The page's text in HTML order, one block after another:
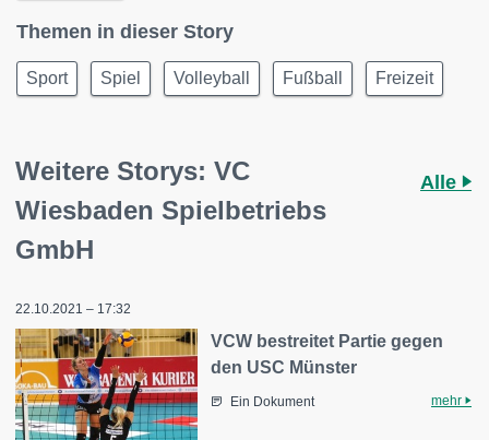
Themen in dieser Story
Sport Spiel Volleyball Fußball Freizeit
Weitere Storys: VC
Wiesbaden Spielbetriebs
GmbH
Alle
22.10.2021 – 17:32
VCW bestreitet Partie gegen
den USC Münster
Ein Dokument mehr